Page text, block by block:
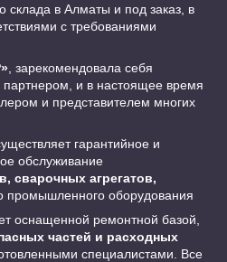
склада в Алматы и под заказ, в
с требованиями
, зарекомендовала себя
и в настоящее время
и представителем многих
гарантийное и
обслуживание
агрегатов,
промышленного оборудования
оснащенной ремонтной базой,
частей и расходных
специалистами. Все